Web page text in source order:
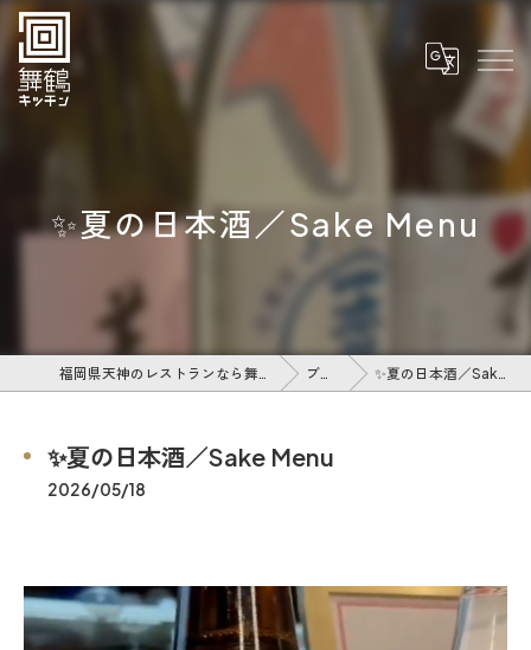
✨夏の日本酒／Sake Menu
福岡県天神のレストランなら舞鶴キッチン ブログ ✨夏の日本酒／Sake Menu
✨夏の日本酒／Sake Menu
2026/05/18